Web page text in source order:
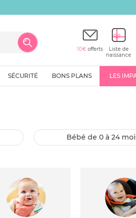
10€ offerts
Liste de
naissance
SÉCURITÉ BONS PLANS LES
bébé de 0 à 24